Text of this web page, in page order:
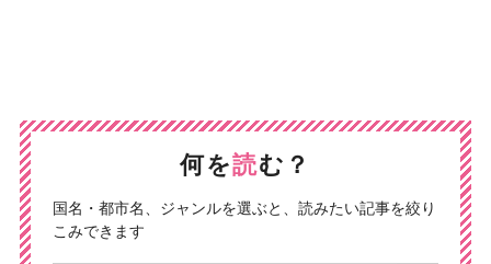
何を読む？
国名・都市名、ジャンルを選ぶと、読みたい記事を絞り
こみできます